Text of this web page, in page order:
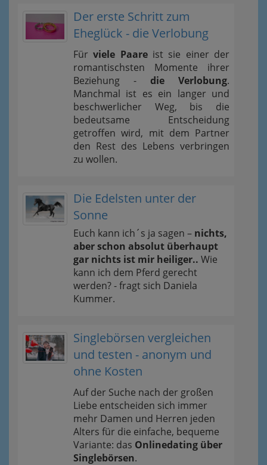
Der erste Schritt zum
Eheglück - die Verlobung
Fürviele Paareist sie einer der
romantischsten Momente ihrer
Beziehung - die Verlobung.
Manchmal ist es ein langer und
beschwerlicher Weg, bis die
bedeutsame Entscheidung
getroffen wird, mit dem Partner
den Rest des Lebens verbringen
zu wollen.
Die Edelsten unter der
Sonne
Euch kann ich´s ja sagen – nichts,
aber schon absolut überhaupt
gar nichts ist mir heiliger.. Wie
kann ich dem Pferd gerecht
werden? - fragt sich Daniela
Kummer.
Singlebörsen vergleichen
und testen - anonym und
ohne Kosten
Auf der Suche nach der großen
Liebe entscheiden sich immer
mehr Damen und Herren jeden
Alters für die einfache, bequeme
Variante: das Onlinedating über
Singlebörsen.